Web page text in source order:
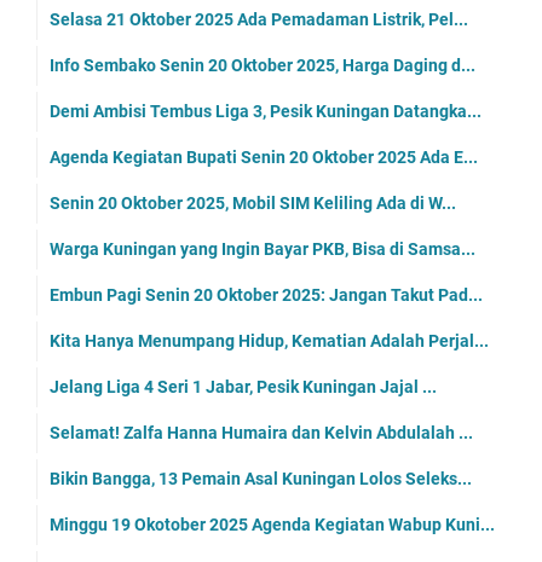
Selasa 21 Oktober 2025 Ada Pemadaman Listrik, Pel...
Info Sembako Senin 20 Oktober 2025, Harga Daging d...
Demi Ambisi Tembus Liga 3, Pesik Kuningan Datangka...
Agenda Kegiatan Bupati Senin 20 Oktober 2025 Ada E...
Senin 20 Oktober 2025, Mobil SIM Keliling Ada di W...
Warga Kuningan yang Ingin Bayar PKB, Bisa di Samsa...
Embun Pagi Senin 20 Oktober 2025: Jangan Takut Pad...
Kita Hanya Menumpang Hidup, Kematian Adalah Perjal...
Jelang Liga 4 Seri 1 Jabar, Pesik Kuningan Jajal ...
Selamat! Zalfa Hanna Humaira dan Kelvin Abdulalah ...
Bikin Bangga, 13 Pemain Asal Kuningan Lolos Seleks...
Minggu 19 Okotober 2025 Agenda Kegiatan Wabup Kuni...